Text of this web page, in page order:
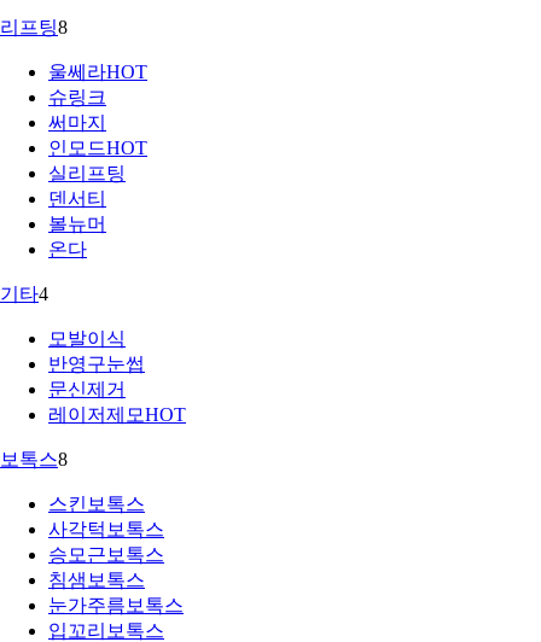
리프팅8
울쎄라HOT
슈링크
써마지
인모드HOT
실리프팅
덴서티
볼뉴머
온다
기타4
모발이식
반영구눈썹
문신제거
레이저제모HOT
보톡스8
스킨보톡스
사각턱보톡스
승모근보톡스
침샘보톡스
눈가주름보톡스
입꼬리보톡스